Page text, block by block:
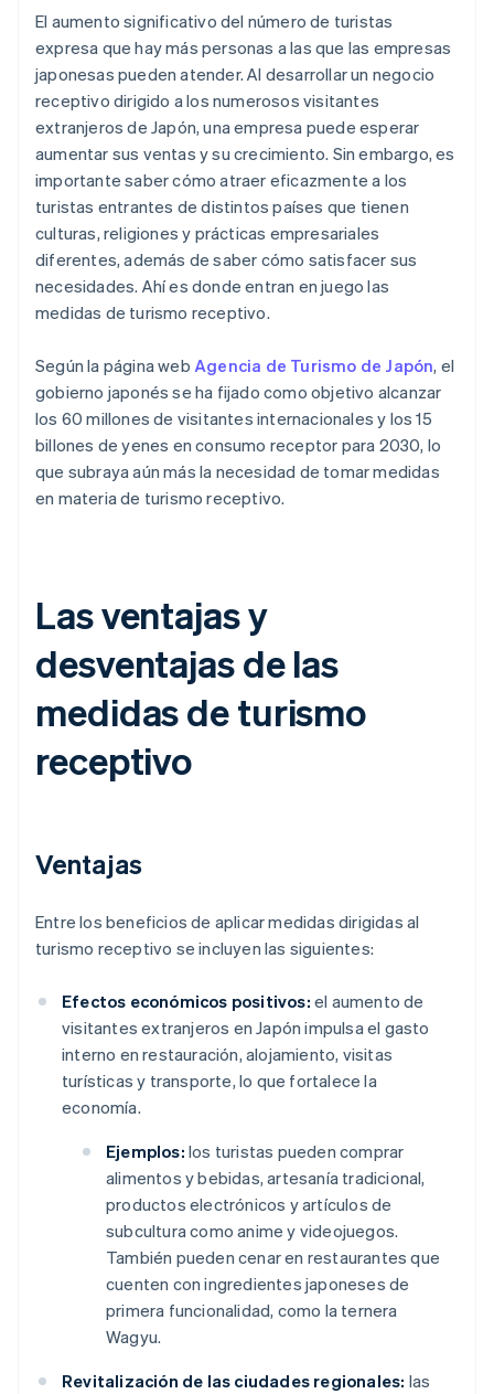
El aumento significativo del número de turistas
expresa que hay más personas a las que las empresas
japonesas pueden atender. Al desarrollar un negocio
receptivo dirigido a los numerosos visitantes
extranjeros de Japón, una empresa puede esperar
aumentar sus ventas y su crecimiento. Sin embargo, es
importante saber cómo atraer eficazmente a los
turistas entrantes de distintos países que tienen
culturas, religiones y prácticas empresariales
diferentes, además de saber cómo satisfacer sus
necesidades. Ahí es donde entran en juego las
medidas de turismo receptivo.
Según la página web Agencia de Turismo de Japón, el
gobierno japonés se ha fijado como objetivo alcanzar
los 60 millones de visitantes internacionales y los 15
billones de yenes en consumo receptor para 2030, lo
que subraya aún más la necesidad de tomar medidas
en materia de turismo receptivo.
Las ventajas y
desventajas de las
medidas de turismo
receptivo
Ventajas
Entre los beneficios de aplicar medidas dirigidas al
turismo receptivo se incluyen las siguientes:
Efectos económicos positivos: el aumento de
visitantes extranjeros en Japón impulsa el gasto
interno en restauración, alojamiento, visitas
turísticas y transporte, lo que fortalece la
economía.
Ejemplos: los turistas pueden comprar
alimentos y bebidas, artesanía tradicional,
productos electrónicos y artículos de
subcultura como anime y videojuegos.
También pueden cenar en restaurantes que
cuenten con ingredientes japoneses de
primera funcionalidad, como la ternera
Wagyu.
Revitalización de las ciudades regionales: las